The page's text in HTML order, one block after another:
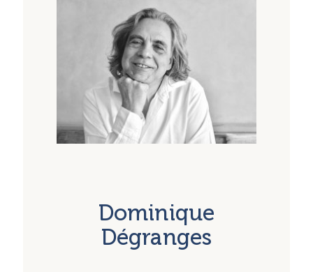
Vous trouverez les dates des intros SE ici
Dominique
Dégranges